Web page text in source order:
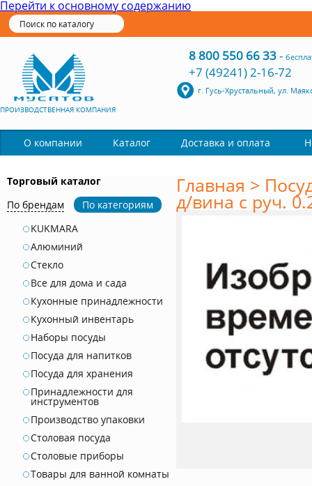
Перейти к основному содержанию
ПРОИЗВОДСТВЕННАЯ КОМПАНИЯ
8 800 550 66 33-
+7 (49241) 2-16-72
г. Гусь-Хрустальный, ул.
О компании Каталог Доставка и оплата
Торговый каталог
По брендам
По категориям
KUKMARA
Алюминий
Стекло
Все для дома и сада
Кухонные принадлежности
Кухонный инвентарь
Наборы посуды
Посуда для напитков
Посуда для хранения
Принадлежности для
инструментов
Производство упаковки
Столовая посуда
Столовые приборы
Товары для ванной комнаты
Главная >
д/вина с руч.